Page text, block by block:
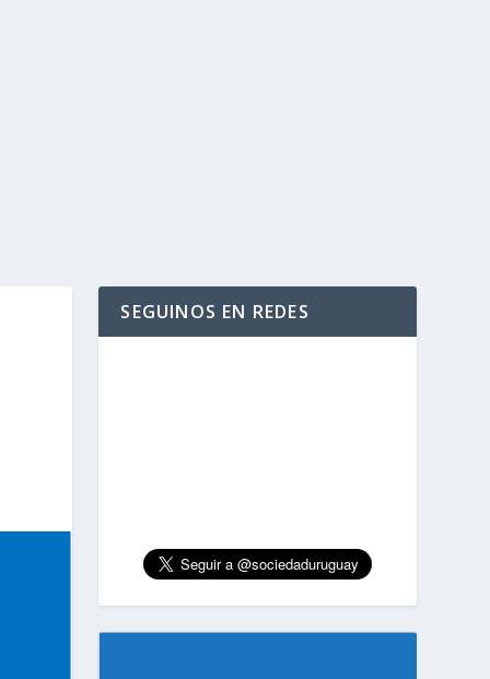
SEGUINOS EN REDES